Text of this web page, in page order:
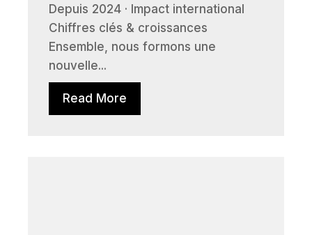
Depuis 2024 · Impact international
Chiffres clés & croissances
Ensemble, nous formons une
nouvelle...
Read More